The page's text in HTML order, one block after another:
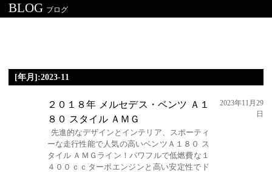
BLOG ブログ
[年月]:2023-11
２０１８年 メルセデス・ベンツ Ａ１
８０ スタイル ＡＭＧ
先進的なデザインとインテリア、スポーティ
ーな走行性能で人気の高いベンツＡ１８０ ス
タイル ＡＭＧライン！パワフルで低燃費な１
４００ｃｃターボエンジンと高い安定性でド
2023年11月29
日